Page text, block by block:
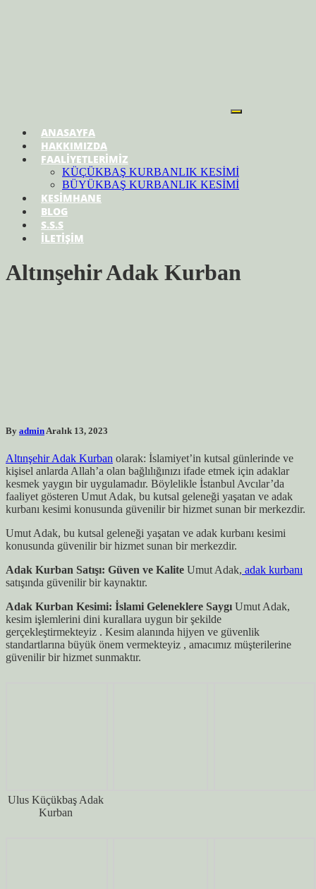
ANASAYFA
HAKKIMIZDA
FAALİYETLERİMİZ
KÜÇÜKBAŞ KURBANLIK KESİMİ
BÜYÜKBAŞ KURBANLIK KESİMİ
KESİMHANE
BLOG
S.S.S
İLETİŞİM
Altınşehir Adak Kurban
By adminAralık 13, 2023
Altınşehir Adak Kurban olarak: İslamiyet’in kutsal günlerinde ve
kişisel anlarda Allah’a olan bağlılığınızı ifade etmek için adaklar
kesmek yaygın bir uygulamadır. Böylelikle İstanbul Avcılar’da
faaliyet gösteren Umut Adak, bu kutsal geleneği yaşatan ve adak
kurbanı kesimi konusunda güvenilir bir hizmet sunan bir merkezdir.
Umut Adak, bu kutsal geleneği yaşatan ve adak kurbanı kesimi
konusunda güvenilir bir hizmet sunan bir merkezdir.
Adak Kurban Satışı: Güven ve Kalite Umut Adak, adak kurbanı
satışında güvenilir bir kaynaktır.
Adak Kurban Kesimi: İslami Geleneklere Saygı Umut Adak,
kesim işlemlerini dini kurallara uygun bir şekilde
gerçekleştirmekteyiz . Kesim alanında hijyen ve güvenlik
standartlarına büyük önem vermekteyiz , amacımız müşterilerine
güvenilir bir hizmet sunmaktır.
Ulus Küçükbaş Adak
Kurban